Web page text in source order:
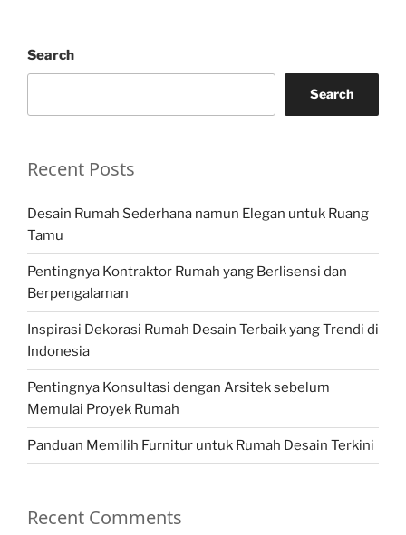
Search
Search
Recent Posts
Desain Rumah Sederhana namun Elegan untuk Ruang
Tamu
Pentingnya Kontraktor Rumah yang Berlisensi dan
Berpengalaman
Inspirasi Dekorasi Rumah Desain Terbaik yang Trendi di
Indonesia
Pentingnya Konsultasi dengan Arsitek sebelum
Memulai Proyek Rumah
Panduan Memilih Furnitur untuk Rumah Desain Terkini
Recent Comments